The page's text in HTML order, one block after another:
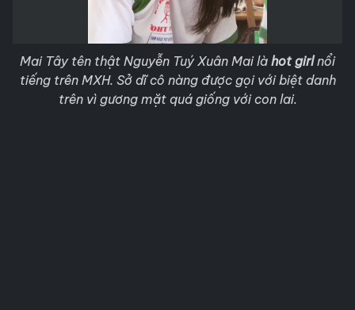
Mai Tây tên thật Nguyễn Tuý Xuân Mai là hot girlnổi
tiếng trên MXH. Sở dĩ cô nàng được gọi với biệt danh
trên vì gương mặt quá giống với con lai.